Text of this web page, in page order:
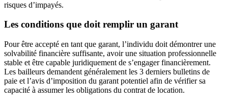
risques d’impayés.
Les conditions que doit remplir un garant
Pour être accepté en tant que garant, l’individu doit démontrer une
solvabilité financière suffisante, avoir une situation professionnelle
stable et être capable juridiquement de s’engager financièrement.
Les bailleurs demandent généralement les 3 derniers bulletins de
paie et l’avis d’imposition du garant potentiel afin de vérifier sa
capacité à assumer les obligations du contrat de location.